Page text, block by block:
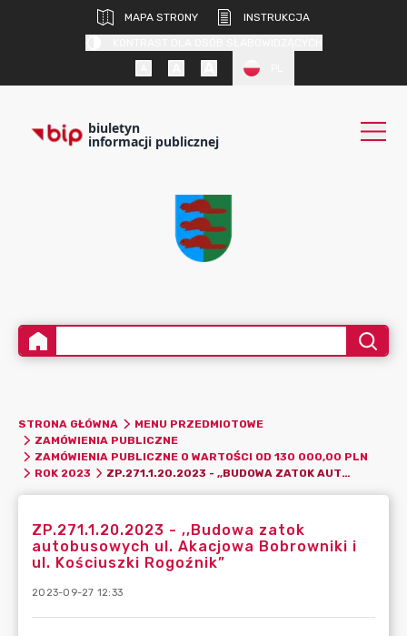
MAPA STRONY
INSTRUKCJA
biuletyn
informacji publicznej
STRONA GŁÓWNA
MENU PRZEDMIOTOWE
ZAMÓWIENIA PUBLICZNE
ZAMÓWIENIA PUBLICZNE O WARTOŚCI OD 130 000,00 PLN
ROK 2023
ZP.271.1.20.2023 - ,,BUDOWA ZATOK AUTOBUSOWYCH UL. AKACJOWA BOBROWNIKI I UL. KOŚCIUSZKI ROGOŹNIK”
ZP.271.1.20.2023 - ,,Budowa zatok
autobusowych ul. Akacjowa Bobrowniki i
ul. Kościuszki Rogoźnik”
2023-09-27 12:33